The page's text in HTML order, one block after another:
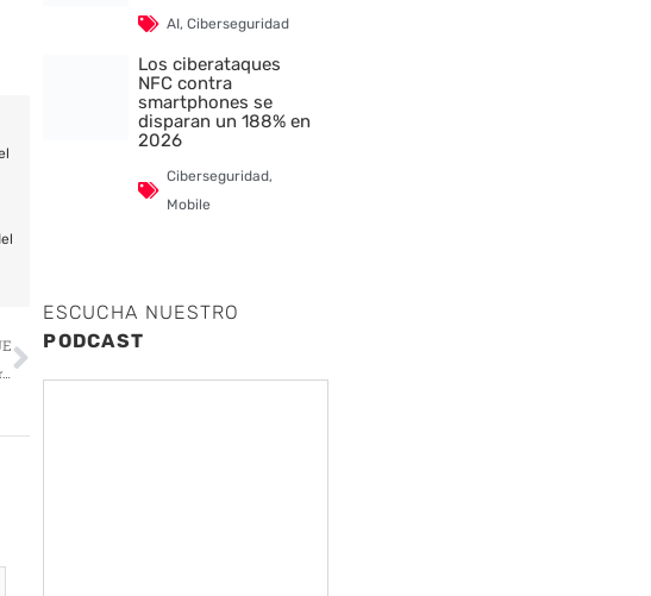
Nuevo ataque a la app Telegram en busca de minar criptomonedas
Siguiente
AI,Ciberseguridad
Los ciberataques
NFC contra
smartphones se
disparan un 188% en
2026
Ciberseguridad,
Mobile
ESCUCHA NUESTRO
PODCAST